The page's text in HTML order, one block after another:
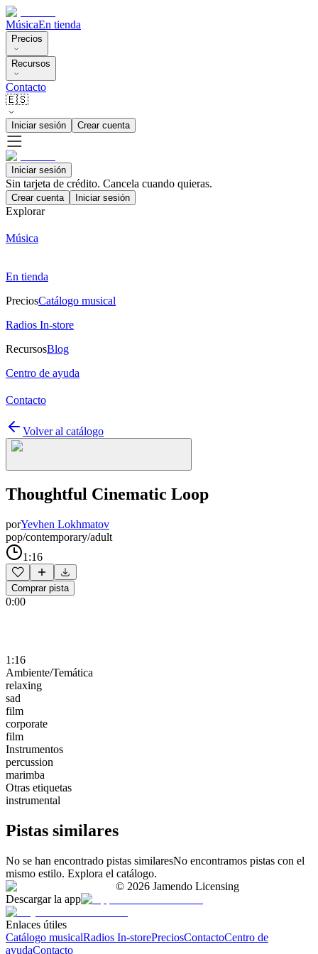
MúsicaEn tienda
Precios
Recursos
Contacto
🇪🇸
Iniciar sesión Crear cuenta
Iniciar sesión
Sin tarjeta de crédito. Cancela cuando quieras.
Crear cuenta Iniciar sesión
Explorar
Música
En tienda
PreciosCatálogo musical
Radios In-store
RecursosBlog
Centro de ayuda
Contacto
Volver al catálogo
Thoughtful Cinematic Loop
porYevhen Lokhmatov
pop/contemporary/adult
1:16
Comprar pista
0:00
1:16
Ambiente/Temática
relaxing
sad
film
corporate
film
Instrumentos
percussion
marimba
Otras etiquetas
instrumental
Pistas similares
No se han encontrado pistas similaresNo encontramos pistas con el
mismo estilo. Explora el catálogo.
© 2026 Jamendo Licensing
Descargar la app
Enlaces útiles
Catálogo musicalRadios In-storePreciosContactoCentro de
ayudaContacto